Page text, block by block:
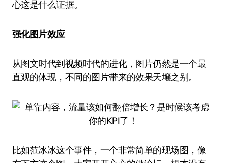
心这是什么证据。
强化图片效应
从图文时代到视频时代的进化，图片仍然是一个最
直观的体现，不同的图片带来的效果天壤之别。
比如范冰冰这个事件，一个非常简单的现场图，像